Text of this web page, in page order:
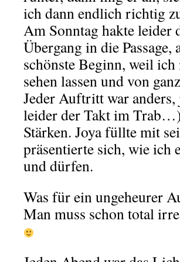
ich dann endlich richtig
Am Sonntag hakte leider
Übergang in die
schönste Beginn, weil
sehen lassen und von
Jeder Auftritt war
leider der Takt im
Stärken. Joya füllte mit
präsentierte sich, wie ich
und dürfen.
Was für ein ungeheurer
Man muss schon total